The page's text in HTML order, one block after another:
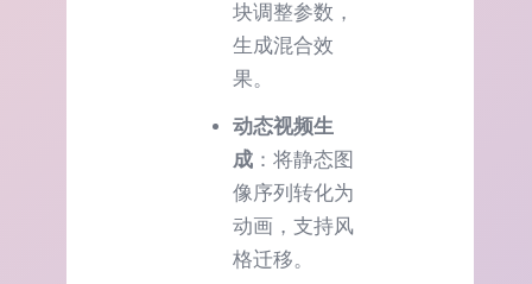
块调整参数，
生成混合效
果。
动态视频生
成 ：将静态图
像序列转化为
动画，支持风
格迁移。